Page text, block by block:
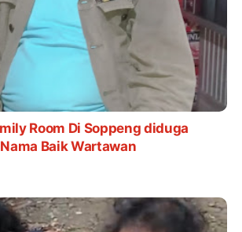
Room Di Soppeng diduga
Baik Wartawan